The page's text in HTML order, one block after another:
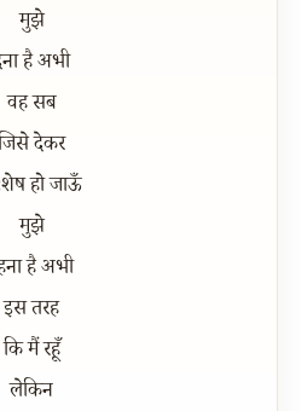
मुझे
है अभी
वह सब
देकर
हो जाऊँ
मुझे
है अभी
इस तरह
कि मैं रहूँ
लेकिन